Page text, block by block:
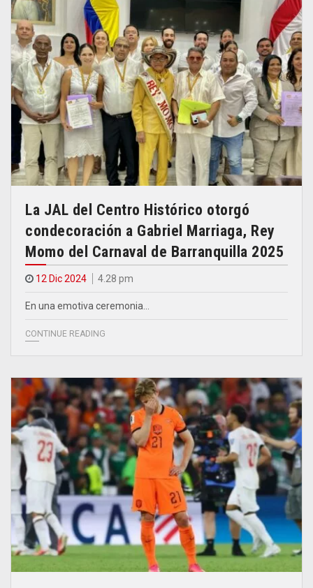
La JAL del Centro Histórico otorgó
condecoración a Gabriel Marriaga, Rey
Momo del Carnaval de Barranquilla 2025
12 Dic 2024 4.28 pm
En una emotiva ceremonia…
CONTINUE READING